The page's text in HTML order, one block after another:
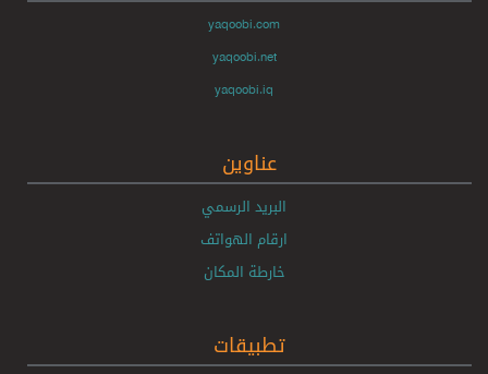
yaqoobi.com
yaqoobi.net
yaqoobi.iq
عناوين
البريد الرسمي
ارقام الهواتف
خارطة المكان
تطبيقات